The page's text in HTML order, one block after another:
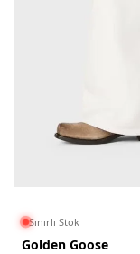
Sınırlı Stok
Golden Goose